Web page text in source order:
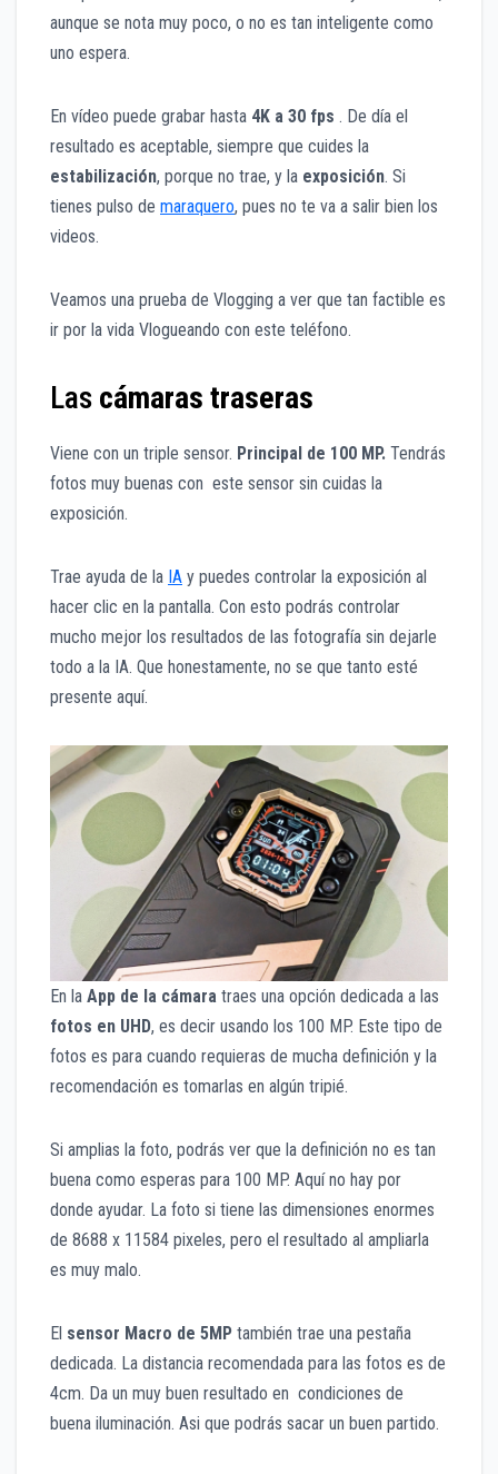
aunque se nota muy poco, o no es tan inteligente como
uno espera.
En vídeo puede grabar hasta 4K a 30 fps . De día el
resultado es aceptable, siempre que cuides la
estabilización, porque no trae, y la exposición. Si
tienes pulso de maraquero, pues no te va a salir bien los
videos.
Veamos una prueba de Vlogging a ver que tan factible es
ir por la vida Vlogueando con este teléfono.
Las cámaras traseras
Viene con un triple sensor. Principal de 100 MP. Tendrás
fotos muy buenas con este sensor sin cuidas la
exposición.
Trae ayuda de la IA y puedes controlar la exposición al
hacer clic en la pantalla. Con esto podrás controlar
mucho mejor los resultados de las fotografía sin dejarle
todo a la IA. Que honestamente, no se que tanto esté
presente aquí.
En la App de la cámara traes una opción dedicada a las
fotos en UHD, es decir usando los 100 MP. Este tipo de
fotos es para cuando requieras de mucha definición y la
recomendación es tomarlas en algún tripié.
Si amplias la foto, podrás ver que la definición no es tan
buena como esperas para 100 MP. Aquí no hay por
donde ayudar. La foto si tiene las dimensiones enormes
de 8688 x 11584 pixeles, pero el resultado al ampliarla
es muy malo.
El sensor Macro de 5MP también trae una pestaña
dedicada. La distancia recomendada para las fotos es de
4cm. Da un muy buen resultado en condiciones de
buena iluminación. Asi que podrás sacar un buen partido.